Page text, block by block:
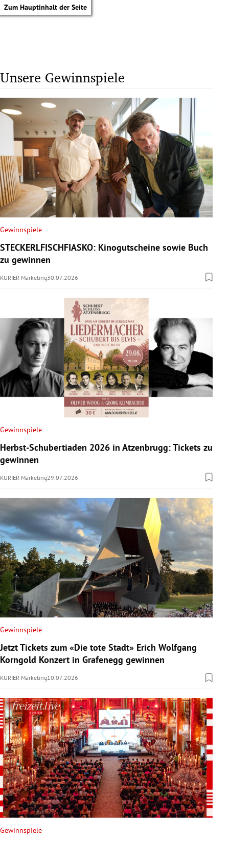
Zum Hauptinhalt der Seite
Untermenü
Untermenü
Untermenü
Untermenü
Untermenü
Untermenü
Unsere Gewinnspiele
Gewinnspiele
STECKERLFISCHFIASKO: Kinogutscheine sowie Buch
zu gewinnen
KURIER Marketing30.07.2026
Gewinnspiele
Herbst-Schubertiaden 2026 in Atzenbrugg: Tickets zu
gewinnen
KURIER Marketing29.07.2026
Gewinnspiele
Jetzt Tickets zum «Die tote Stadt» Erich Wolfgang
Korngold Konzert in Grafenegg gewinnen
KURIER Marketing10.07.2026
Gewinnspiele